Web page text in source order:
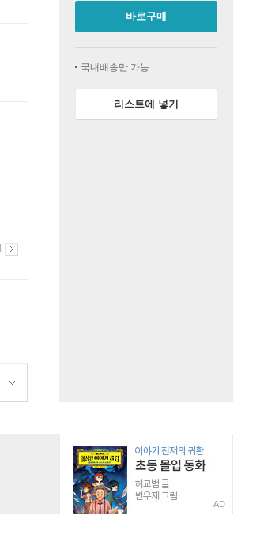
바로구매
국내배송만 가능
리스트에 넣기
AD